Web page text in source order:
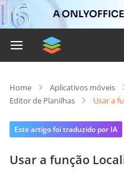
A
Home Aplicativos móveis
Editor de Planilhas
Usar a
Este artigo foi traduzido por IA
Usar a função